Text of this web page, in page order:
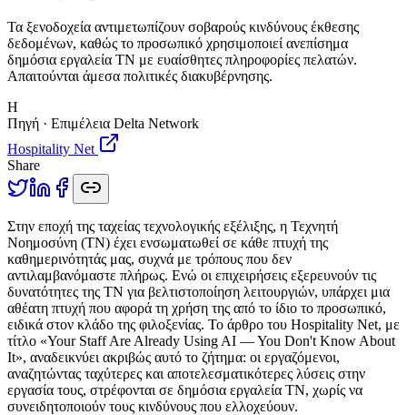
Τα ξενοδοχεία αντιμετωπίζουν σοβαρούς κινδύνους έκθεσης
δεδομένων, καθώς το προσωπικό χρησιμοποιεί ανεπίσημα
δημόσια εργαλεία ΤΝ με ευαίσθητες πληροφορίες πελατών.
Απαιτούνται άμεσα πολιτικές διακυβέρνησης.
H
Πηγή · Επιμέλεια Delta Network
Hospitality Net
Share
Στην εποχή της ταχείας τεχνολογικής εξέλιξης, η Τεχνητή
Νοημοσύνη (ΤΝ) έχει ενσωματωθεί σε κάθε πτυχή της
καθημερινότητάς μας, συχνά με τρόπους που δεν
αντιλαμβανόμαστε πλήρως. Ενώ οι επιχειρήσεις εξερευνούν τις
δυνατότητες της ΤΝ για βελτιστοποίηση λειτουργιών, υπάρχει μια
αθέατη πτυχή που αφορά τη χρήση της από το ίδιο το προσωπικό,
ειδικά στον κλάδο της φιλοξενίας. Το άρθρο του Hospitality Net, με
τίτλο «Your Staff Are Already Using AI — You Don't Know About
It», αναδεικνύει ακριβώς αυτό το ζήτημα: οι εργαζόμενοι,
αναζητώντας ταχύτερες και αποτελεσματικότερες λύσεις στην
εργασία τους, στρέφονται σε δημόσια εργαλεία ΤΝ, χωρίς να
συνειδητοποιούν τους κινδύνους που ελλοχεύουν.